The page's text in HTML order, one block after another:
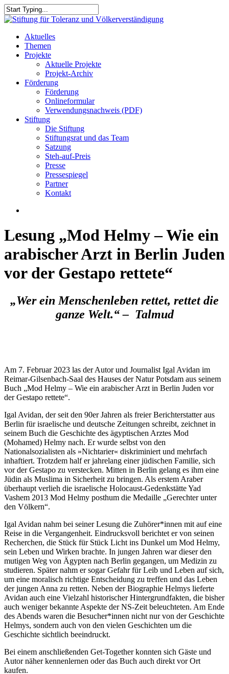
Skip
to
content
Close
search
Menu
Aktuelles
Themen
Projekte
Aktuelle Projekte
Projekt-Archiv
Förderung
Förderung
Onlineformular
Verwendungsnachweis (PDF)
Stiftung
Die Stiftung
Stiftungsrat und das Team
Satzung
Steh-auf-Preis
Presse
Pressespiegel
Partner
Kontakt
Lesung „Mod Helmy – Wie ein
arabischer Arzt in Berlin Juden
vor der Gestapo rettete“
„Wer ein Menschenleben rettet, rettet die
ganze Welt.“ – Talmud
Am 7. Februar 2023 las der Autor und Journalist Igal Avidan im
Reimar-Gilsenbach-Saal des Hauses der Natur Potsdam aus seinem
Buch „Mod Helmy – Wie ein arabischer Arzt in Berlin Juden vor
der Gestapo rettete“.
Igal Avidan, der seit den 90er Jahren als freier Berichterstatter aus
Berlin für israelische und deutsche Zeitungen schreibt, zeichnet in
seinem Buch die Geschichte des ägyptischen Arztes Mod
(Mohamed) Helmy nach. Er wurde selbst von den
Nationalsozialisten als »Nichtarier« diskriminiert und mehrfach
inhaftiert. Trotzdem half er jahrelang einer jüdischen Familie, sich
vor der Gestapo zu verstecken. Mitten in Berlin gelang es ihm eine
Jüdin als Muslima in Sicherheit zu bringen. Als erstem Araber
überhaupt verlieh die israelische Holocaust-Gedenkstätte Yad
Vashem 2013 Mod Helmy posthum die Medaille „Gerechter unter
den Völkern“.
Igal Avidan nahm bei seiner Lesung die Zuhörer*innen mit auf eine
Reise in die Vergangenheit. Eindrucksvoll berichtet er von seinen
Recherchen, die Stück für Stück Licht ins Dunkel um Mod Helmy,
sein Leben und Wirken brachte. In jungen Jahren war dieser den
mutigen Weg von Ägypten nach Berlin gegangen, um Medizin zu
studieren. Später nahm er sogar Gefahr für Leib und Leben auf sich,
um eine moralisch richtige Entscheidung zu treffen und das Leben
der jungen Anna zu retten. Neben der Biographie Helmys lieferte
Avidan auch eine Vielzahl historischer Hintergrundfakten, die bisher
auch weniger bekannte Aspekte der NS-Zeit beleuchteten. Am Ende
des Abends waren die Besucher*innen nicht nur von der Geschichte
Helmys, sondern auch von den vielen Geschichten um die
Geschichte sichtlich beeindruckt.
Bei einem anschließenden Get-Together konnten sich Gäste und
Autor näher kennenlernen oder das Buch auch direkt vor Ort
kaufen.